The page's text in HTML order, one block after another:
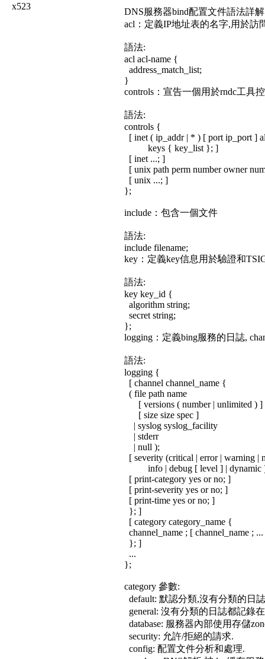
x523
DNS服務器bind配置文件語法詳解
acl：定義IP地址表的名字,用於訪
語法:
acl acl-name {
address_match_list;
}
controls：宣告一個用於rndc工具
語法:
controls {
[ inet ( ip_addr | * ) [ port ip_port ]
keys { key_list }; ]
[ inet ...; ]
[ unix path perm number owner
[ unix ...; ]
};
include：包含一個文件
語法:
include filename;
key：定義key信息用於驗證和
語法:
key key_id {
algorithm string;
secret string;
};
logging：定義bing服務的日誌,
語法:
logging {
[ channel channel_name {
( file path name
[ versions ( number | unlimited ) ]
[ size size spec ]
| syslog syslog_facility
| stderr
| null );
[ severity (critical | error | warning |
info | debug [ level ] | dynamic
[ print-category yes or no; ]
[ print-severity yes or no; ]
[ print-time yes or no; ]
}; ]
[ category category_name {
channel_name ; [ channel_name ;
}; ]
...
};
category 參數:
default: 默認分類,沒有分類的日
general: 沒有分類的日誌都記錄
database: 服務器內部使用存儲
security: 允許/拒絕的請求.
config: 配置文件分析和處理.